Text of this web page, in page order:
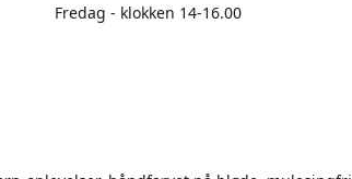
Fredag - klokken 14-16.00